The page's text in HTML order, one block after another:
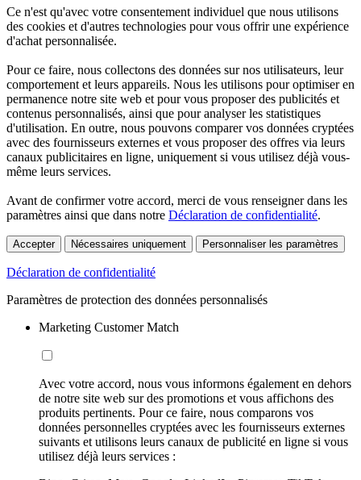
Ce n'est qu'avec votre consentement individuel que nous utilisons
des cookies et d'autres technologies pour vous offrir une expérience
d'achat personnalisée.
Pour ce faire, nous collectons des données sur nos utilisateurs, leur
comportement et leurs appareils. Nous les utilisons pour optimiser en
permanence notre site web et pour vous proposer des publicités et
contenus personnalisés, ainsi que pour analyser les statistiques
d'utilisation. En outre, nous pouvons comparer vos données cryptées
avec des fournisseurs externes et vous proposer des offres via leurs
canaux publicitaires en ligne, uniquement si vous utilisez déjà vous-
même leurs services.
Avant de confirmer votre accord, merci de vous renseigner dans les
paramètres ainsi que dans notre Déclaration de confidentialité.
Accepter Nécessaires uniquement Personnaliser les paramètres
Déclaration de confidentialité
Paramètres de protection des données personnalisés
Marketing Customer Match
Avec votre accord, nous vous informons également en dehors
de notre site web sur des promotions et vous affichons des
produits pertinents. Pour ce faire, nous comparons vos
données personnelles cryptées avec les fournisseurs externes
suivants et utilisons leurs canaux de publicité en ligne si vous
utilisez déjà leurs services :